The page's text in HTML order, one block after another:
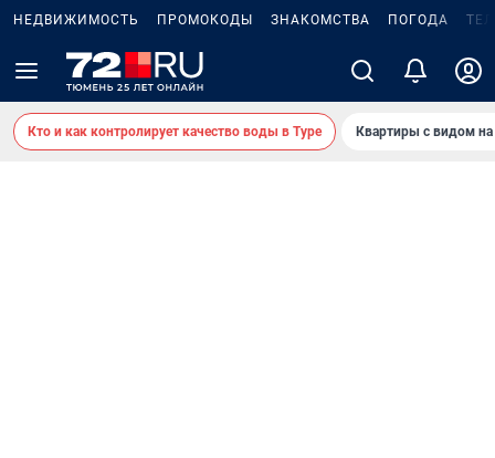
НЕДВИЖИМОСТЬ ПРОМОКОДЫ ЗНАКОМСТВА ПОГОДА
Кто и как контролирует качество воды в Туре Квартиры с видом на